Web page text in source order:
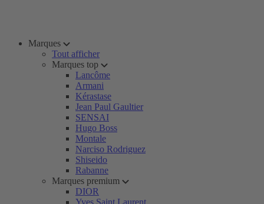
Marques
Tout afficher
Marques top
Lancôme
Armani
Kérastase
Jean Paul Gaultier
SENSAI
Hugo Boss
Montale
Narciso Rodriguez
Shiseido
Rabanne
Marques premium
DIOR
Yves Saint Laurent